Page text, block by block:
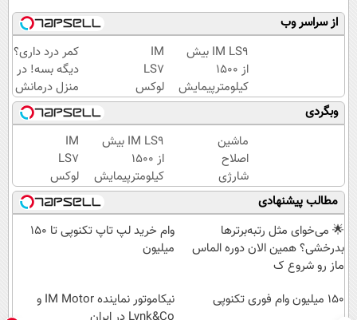
از سراسر وب
IM LS9 بیش
از 1500
کیلومترپیمایش
با یکبار شارژ
IM
LS7
لوکس
ترین
شاسی
بلند
برقی
ایران
کمر درد داری؟
دیگه بسه! در
منزل درمانش
کن
(◀پرسش‌نامه)
وبگردی
ماشین
اصلاح
شارژی
(قیمت
باورنکردنی
تا امشب)
IM LS9 بیش
از 1500
کیلومترپیمایش
با یکبار شارژ
IM
LS7
لوکس
ترین
شاسی
بلند
مطالب پیشنهادی
🌟 می‌خوای مثل رتبه‌برترها
بدرخشی؟ همین الان دوره الماس
ماز رو شروع ک
وام خرید لپ تاپ تکنوپی تا 150
میلیون
150 میلیون وام فوری تکنوپی
نیکاموتور نماینده IM Motor و